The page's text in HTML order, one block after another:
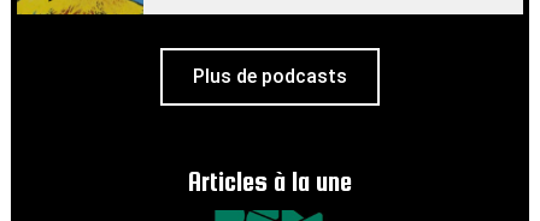
Plus de podcasts
Articles à la une